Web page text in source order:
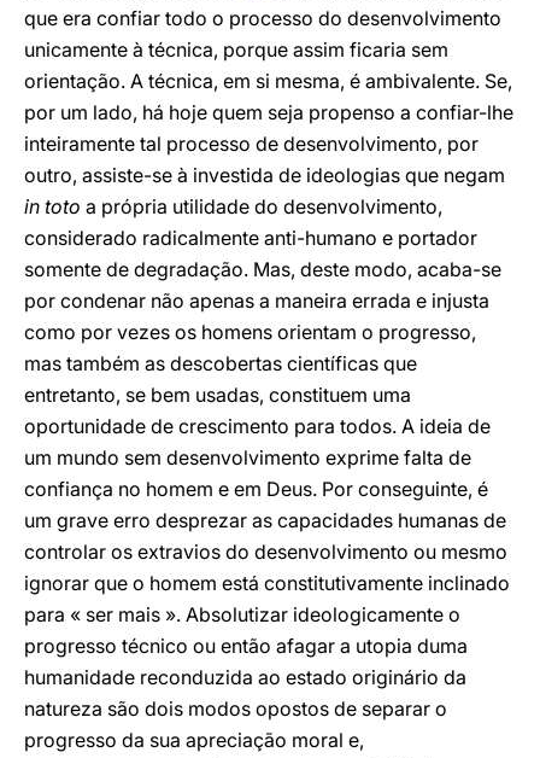
que era confiar todo o processo do desenvolvimento
unicamente à técnica, porque assim ficaria sem
orientação. A técnica, em si mesma, é ambivalente. Se,
por um lado, há hoje quem seja propenso a confiar-lhe
inteiramente tal processo de desenvolvimento, por
outro, assiste-se à investida de ideologias que negam
in toto a própria utilidade do desenvolvimento,
considerado radicalmente anti-humano e portador
somente de degradação. Mas, deste modo, acaba-se
por condenar não apenas a maneira errada e injusta
como por vezes os homens orientam o progresso,
mas também as descobertas científicas que
entretanto, se bem usadas, constituem uma
oportunidade de crescimento para todos. A ideia de
um mundo sem desenvolvimento exprime falta de
confiança no homem e em Deus. Por conseguinte, é
um grave erro desprezar as capacidades humanas de
controlar os extravios do desenvolvimento ou mesmo
ignorar que o homem está constitutivamente inclinado
para « ser mais ». Absolutizar ideologicamente o
progresso técnico ou então afagar a utopia duma
humanidade reconduzida ao estado originário da
natureza são dois modos opostos de separar o
progresso da sua apreciação moral e,